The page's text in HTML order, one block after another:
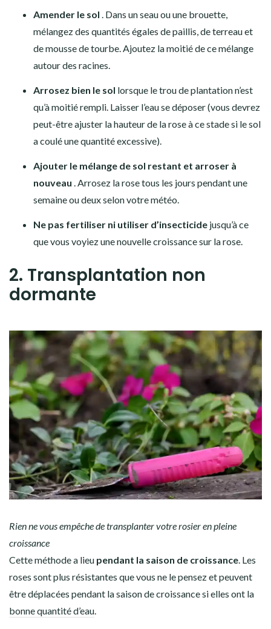
Amender le sol . Dans un seau ou une brouette,
mélangez des quantités égales de paillis, de terreau et
de mousse de tourbe. Ajoutez la moitié de ce mélange
autour des racines.
Arrosez bien le sol lorsque le trou de plantation n’est
qu’à moitié rempli. Laisser l’eau se déposer (vous devrez
peut-être ajuster la hauteur de la rose à ce stade si le sol
a coulé une quantité excessive).
Ajouter le mélange de sol restant et arroser à
nouveau . Arrosez la rose tous les jours pendant une
semaine ou deux selon votre météo.
Ne pas fertiliser ni utiliser d’insecticide jusqu’à ce
que vous voyiez une nouvelle croissance sur la rose.
2. Transplantation non
dormante
Rien ne vous empêche de transplanter votre rosier en pleine
croissance
Cette méthode a lieu pendant la saison de croissance. Les
roses sont plus résistantes que vous ne le pensez et peuvent
être déplacées pendant la saison de croissance si elles ont la
bonne quantité d’eau.